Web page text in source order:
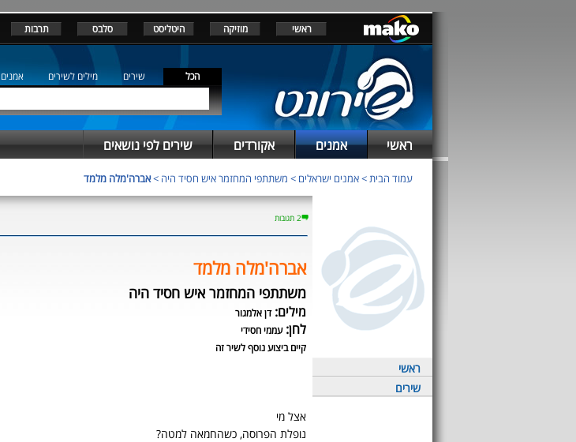
ראשי מוזיקה היטליסט סלבס תרבות
הכל שירים מילים לשירים אמנים
ראשי אמנים אקורדים שירים לפי נושאים
עמוד הבית>אמנים ישראלים > משתתפי המחזמר איש חסיד היה >אברה'מלה מלמד
ראשי
שירים
2 תגובות
אברה'מלה מלמד
משתתפי המחזמר איש חסיד היה
מילים:דן אלמגור
לחן:עממי חסידי
קיים ביצוע נוסף לשיר זה
אצל מי
נופלת הפרוסה, כשהחמאה למטה?